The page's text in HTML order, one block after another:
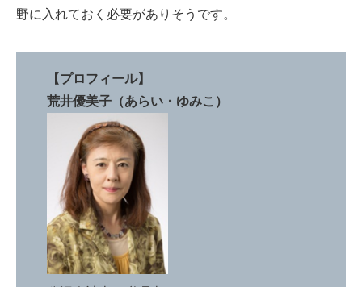
野に入れておく必要がありそうです。
【プロフィール】
荒井優美子（あらい・ゆみこ）